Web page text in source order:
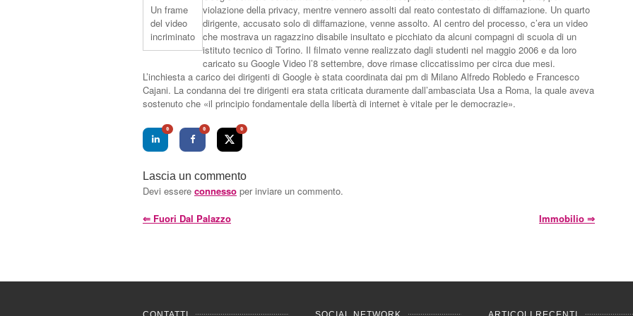
Un frame
del video
incriminato
violazione della privacy, mentre vennero assolti dal reato contestato di diffamazione. Un quarto
dirigente, accusato solo di diffamazione, venne assolto. Al centro del processo, c’era un video
che mostrava un ragazzino disabile insultato e picchiato da alcuni compagni di scuola di un
istituto tecnico di Torino. Il filmato venne realizzato dagli studenti nel maggio 2006 e da loro
caricato su Google Video l’8 settembre, dove rimase cliccatissimo per circa due mesi.
L’inchiesta a carico dei dirigenti di Google è stata coordinata dai pm di Milano Alfredo Robledo e Francesco
Cajani. La condanna dei tre dirigenti era stata criticata duramente dall’ambasciata Usa a Roma, la quale aveva
sostenuto che «il principio fondamentale della libertà di internet è vitale per le democrazie».
0 0 0
Lascia un commento
Devi essere connesso per inviare un commento.
⇐ Fuori Dal Palazzo Immobilio ⇒